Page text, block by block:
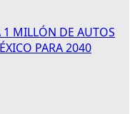
1 MILLÓN DE AUTOS
PARA 2040